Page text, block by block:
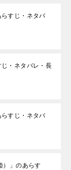
らすじ・ネタバ
じ・ネタバレ・長
らすじ・ネタバ
）」のあらす